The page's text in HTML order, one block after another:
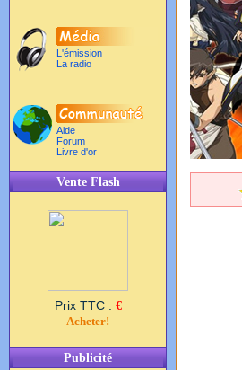
L'émission
La radio
Aide
Forum
Livre d'or
Vente Flash
Prix TTC : €
Acheter!
Publicité